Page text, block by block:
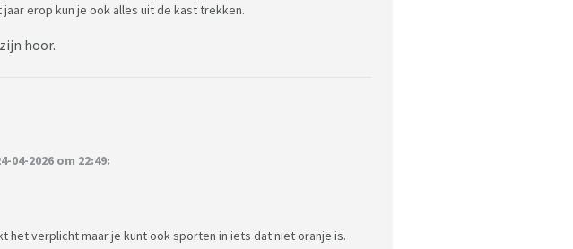
erop kun je ook alles uit de kast trekken.
hoor.
2026 om 22:49:
het verplicht maar je kunt ook sporten in iets dat niet oranje is.